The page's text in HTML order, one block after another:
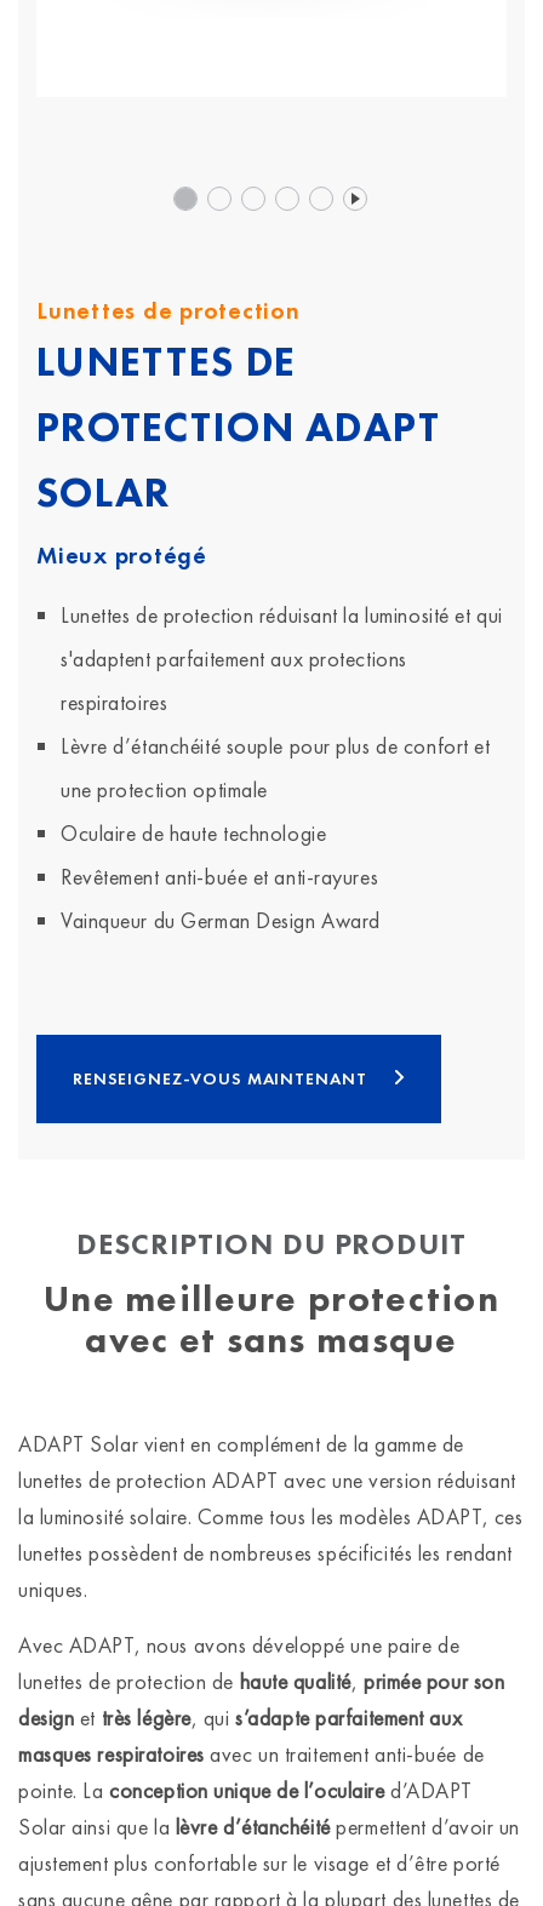
Lunettes de protection
LUNETTES DE
PROTECTION ADAPT
SOLAR
Mieux protégé
Lunettes de protection réduisant la luminosité et qui
s'adaptent parfaitement aux protections
respiratoires
Lèvre d’étanchéité souple pour plus de confort et
une protection optimale
Oculaire de haute technologie
Revêtement anti-buée et anti-rayures
Vainqueur du German Design Award
RENSEIGNEZ-VOUS MAINTENANT
DESCRIPTION DU PRODUIT
Une meilleure protection
avec et sans masque
ADAPT Solar vient en complément de la gamme de
lunettes de protection ADAPT avec une version réduisant
la luminosité solaire. Comme tous les modèles ADAPT, ces
lunettes possèdent de nombreuses spécificités les rendant
uniques.
Avec ADAPT, nous avons développé une paire de
lunettes de protection de haute qualité, primée pour son
design et très légère, quis’adapte parfaitement aux
masques respiratoiresavec un traitement anti-buée de
pointe. Laconception unique de l’oculaired’ADAPT
Solar ainsi que la lèvre d’étanchéitépermettent d’avoir un
ajustement plus confortable sur le visage et d’être porté
sans aucune gêne par rapport à la plupart des lunettes de